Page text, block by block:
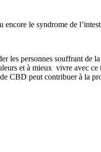
encore le syndrome de
les personnes souffrant de
et à mieux vivre avec ce
CBD peut contribuer à la